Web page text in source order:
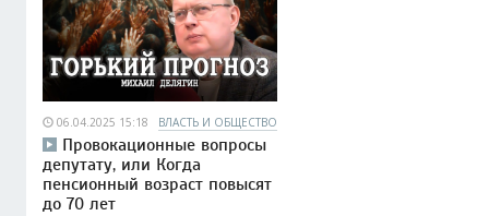
06.04.2025 15:18 ВЛАСТЬ И ОБЩЕСТВО
Провокационные вопросы
депутату, или Когда
пенсионный возраст повысят
до 70 лет